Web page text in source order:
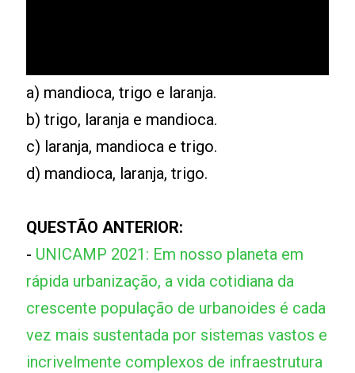
a) mandioca, trigo e laranja.
b) trigo, laranja e mandioca.
c) laranja, mandioca e trigo.
d) mandioca, laranja, trigo.
QUESTÃO ANTERIOR:
- UNICAMP 2021: Em nosso planeta em
rápida urbanização, a vida cotidiana da
crescente população de urbanoides é cada
vez mais sustentada por sistemas vastos e
incrivelmente complexos de infraestrutura